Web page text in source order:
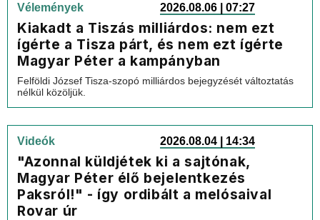
Vélemények 2026.08.06 | 07:27
Kiakadt a Tiszás milliárdos: nem ezt
ígérte a Tisza párt, és nem ezt ígérte
Magyar Péter a kampányban
Felföldi József Tisza-szopó milliárdos bejegyzését változtatás
nélkül közöljük.
Videók 2026.08.04 | 14:34
"Azonnal küldjétek ki a sajtónak,
Magyar Péter élő bejelentkezés
Paksról!" - így ordibált a melósaival
Rovar úr